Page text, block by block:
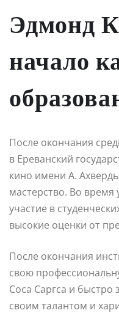
Эдмонд
начало
После окончания
в Ереванский
кино имени А.
мастерство. Во
участие в
высокие оценки от
После окончания
свою
Соса Саргса и быстро
своим талантом и